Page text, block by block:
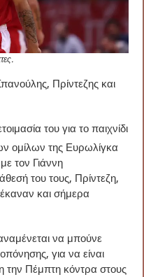
Πρίντεζης και
του για το παιχνίδι
ομίλων της Ευρωλίγκα
τον Γιάννη
του τους, Πρίντεζη,
έκαναν και σήμερα
να μπούνε
για να είναι
την Πέμπτη κόντρα στους